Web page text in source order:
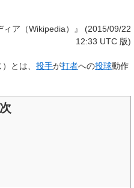
ア（Wikipedia）』 (2015/09/22
12:33 UTC 版)
とは、 投手が打者への投球動作